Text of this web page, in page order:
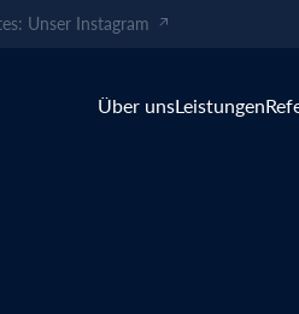
Unser Instagram
Über unsLeistungen